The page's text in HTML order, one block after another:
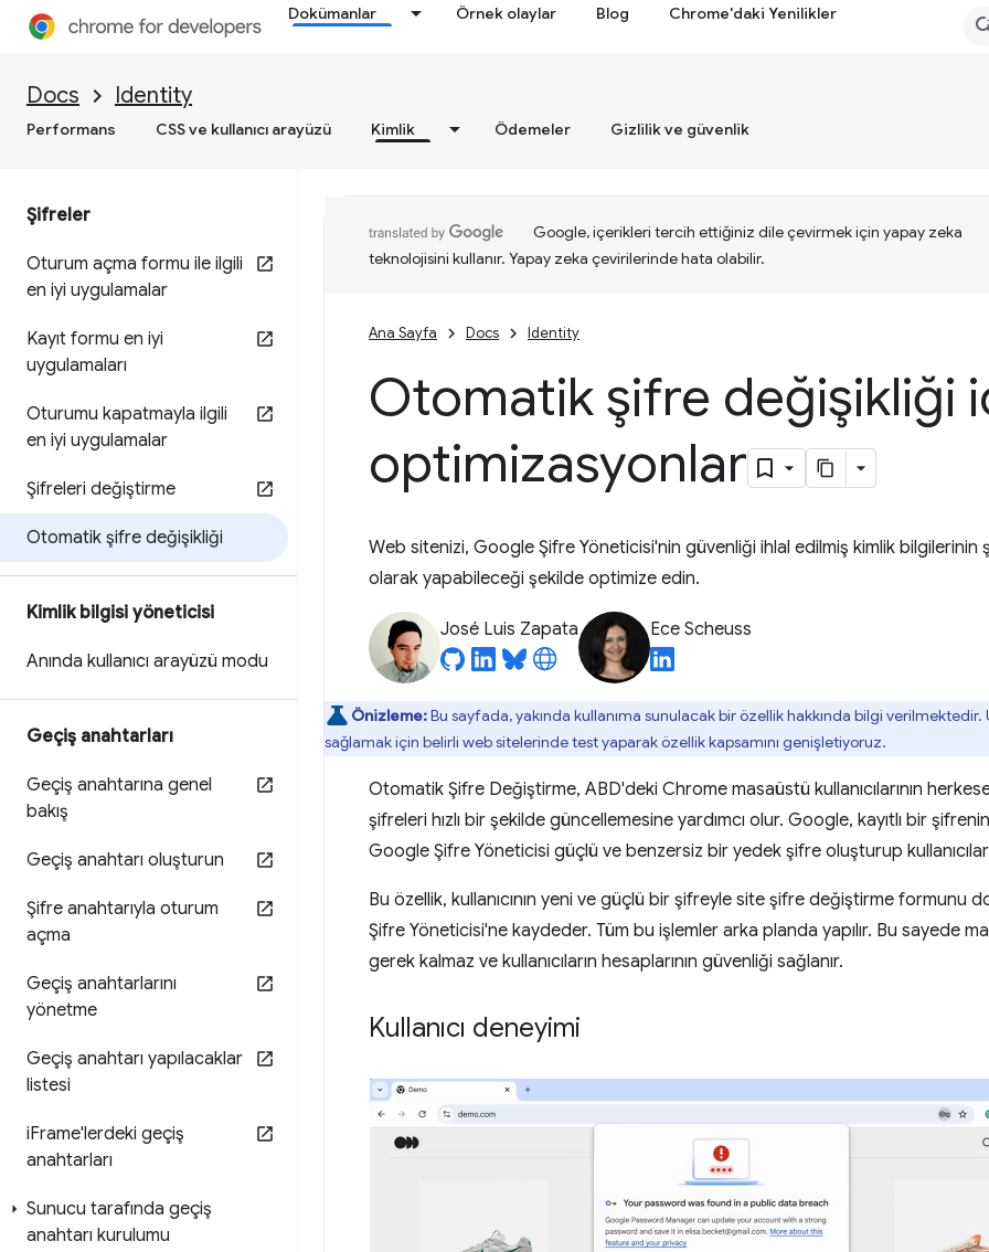
Dokümanlar Örnek olaylar Blog Chrome'daki Yenilikler
Docs Identity
Performans CSS ve kullanıcı arayüzü Kimlik Ödemeler Gizlilik ve güvenlik
Şifreler
Oturum açma formu ile ilgili
en iyi uygulamalar
Kayıt formu en iyi
uygulamaları
Oturumu kapatmayla ilgili
en iyi uygulamalar
Şifreleri değiştirme
Otomatik şifre değişikliği
Kimlik bilgisi yöneticisi
Anında kullanıcı arayüzü modu
Geçiş anahtarları
Geçiş anahtarına genel
bakış
Geçiş anahtarı oluşturun
Şifre anahtarıyla oturum
açma
Geçiş anahtarlarını
yönetme
Geçiş anahtarı yapılacaklar
listesi
iFrame'lerdeki geçiş
anahtarları
Sunucu tarafında geçiş
anahtarı kurulumu
Google, içerikleri tercih ettiğiniz dile çevirmek için yapay zeka
teknolojisini kullanır. Yapay zeka çevirilerinde hata olabilir.
Ana Sayfa Docs Identity
Otomatik şifre değişikliği
optimizasyonlar
Web sitenizi, Google Şifre Yöneticisi'nin güvenliği ihlal edilmiş kimlik
olarak yapabileceği şekilde optimize edin.
José Luis Zapata Ece Scheuss
Önizleme:Bu sayfada, yakında kullanıma sunulacak bir özellik hakkında bilgi verilmektedir.
sağlamak için belirli web sitelerinde test yaparak özellik kapsamını genişletiyoruz.
Otomatik Şifre Değiştirme, ABD'deki Chrome masaüstü kullanıcılarının
şifreleri hızlı bir şekilde güncellemesine yardımcı olur. Google, kayıtlı bir şifrenin
Google Şifre Yöneticisi güçlü ve benzersiz bir yedek şifre oluşturup
Bu özellik, kullanıcının yeni ve güçlü bir şifreyle site şifre değiştirme formunu
Şifre Yöneticisi'ne kaydeder. Tüm bu işlemler arka planda yapılır. Bu sayede
gerek kalmaz ve kullanıcıların hesaplarının güvenliği sağlanır.
Kullanıcı deneyimi